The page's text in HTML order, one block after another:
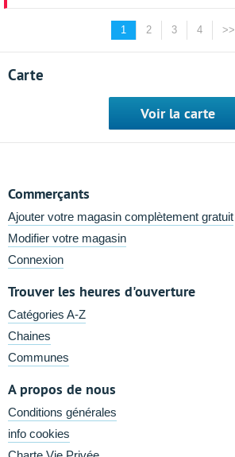
1 2 3 4 >>
Carte
Voir la carte
Commerçants
Ajouter votre magasin complètement gratuit
Modifier votre magasin
Connexion
Trouver les heures d'ouverture
Catégories A-Z
Chaines
Communes
A propos de nous
Conditions générales
info cookies